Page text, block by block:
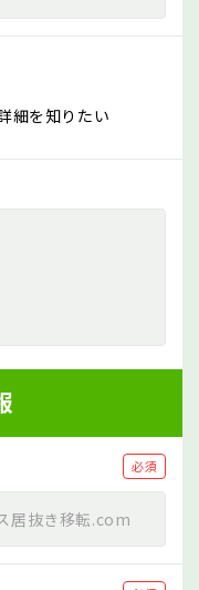
細を知りたい
必須